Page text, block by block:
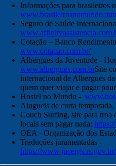
Informações para brasileiros
Seguro de Saúde
Cotação – Banco
www.cotacao.com.br/
Albergues da Juventude -
www.albergues.com.brSite
internacional de Albergues
quem quer viajar e pagar
Hostel no Mundo -
Alugueis de curta
Couch Surfing, site para troa
locais sem pagar nada:
OEA - Organização dos
Traduções juramentadas -
https://